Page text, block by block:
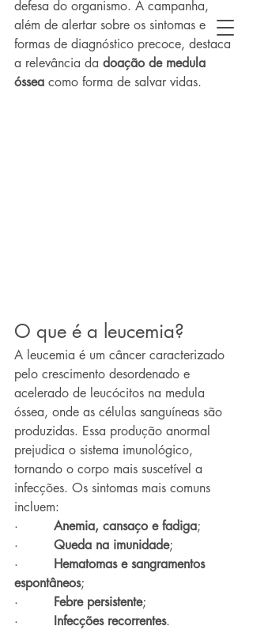
defesa do organismo. A campanha,
além de alertar sobre os sintomas e
formas de diagnóstico precoce, destaca
a relevância da doação de medula
óssea como forma de salvar vidas.
O que é a leucemia?
A leucemia é um câncer caracterizado
pelo crescimento desordenado e
acelerado de leucócitos na medula
óssea, onde as células sanguíneas são
produzidas. Essa produção anormal
prejudica o sistema imunológico,
tornando o corpo mais suscetível a
infecções. Os sintomas mais comuns
incluem:
· Anemia, cansaço e fadiga;
· Queda na imunidade;
· Hematomas e sangramentos
espontâneos;
· Febre persistente;
· Infecções recorrentes.